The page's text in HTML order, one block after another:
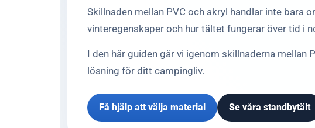
Skillnaden mellan PVC och akryl handlar inte bara
vinteregenskaper och hur tältet fungerar över tid i
I den här guiden går vi igenom skillnaderna mellan
lösning för ditt campingliv.
Få hjälp att välja material Se våra standbytält